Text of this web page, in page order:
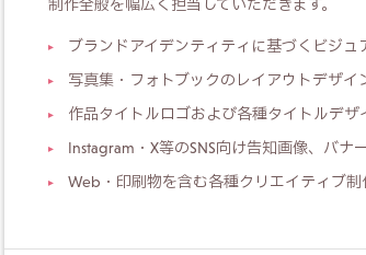
制作全般を幅広く担当していただきます。
ブランドアイデンティティに基づくビジュ
写真集・フォトブックのレイアウトデザイ
作品タイトルロゴおよび各種タイトルデザ
Instagram・X等のSNS向け告知画像、バナ
Web・印刷物を含む各種クリエイティブ